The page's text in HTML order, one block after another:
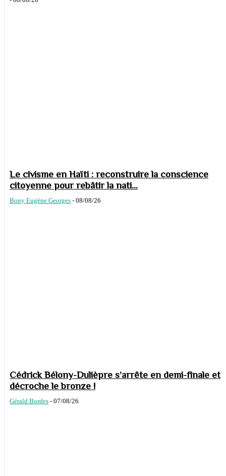
Le civisme en Haïti : reconstruire la conscience
citoyenne pour rebâtir la nati...
Bony Eugène Georges - 08/08/26
Cédrick Bélony-Dulièpre s’arrête en demi-finale et
décroche le bronze !
Gérald Bordes - 07/08/26